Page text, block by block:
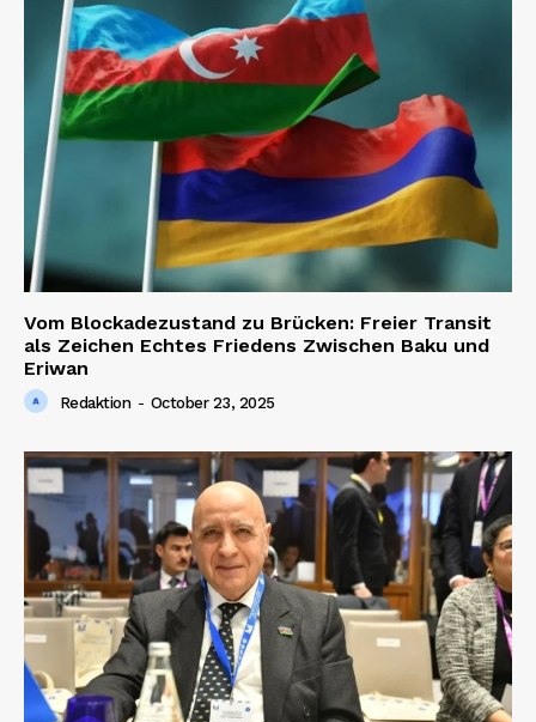
Vom Blockadezustand zu Brücken: Freier Transit
als Zeichen Echtes Friedens Zwischen Baku und
Eriwan
Redaktion - October 23, 2025